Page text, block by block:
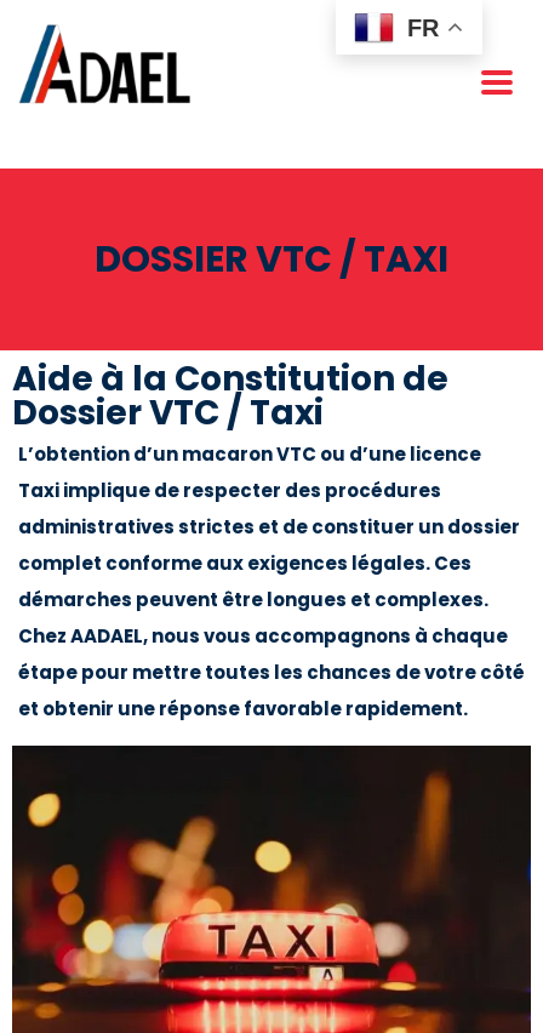
FR
DOSSIER VTC / TAXI
Aide à la Constitution de
Dossier VTC / Taxi
L’obtention d’un macaron VTC ou d’une licence
Taxi implique de respecter des procédures
administratives strictes et de constituer un dossier
complet conforme aux exigences légales. Ces
démarches peuvent être longues et complexes.
Chez AADAEL, nous vous accompagnons à chaque
étape pour mettre toutes les chances de votre côté
et obtenir une réponse favorable rapidement.